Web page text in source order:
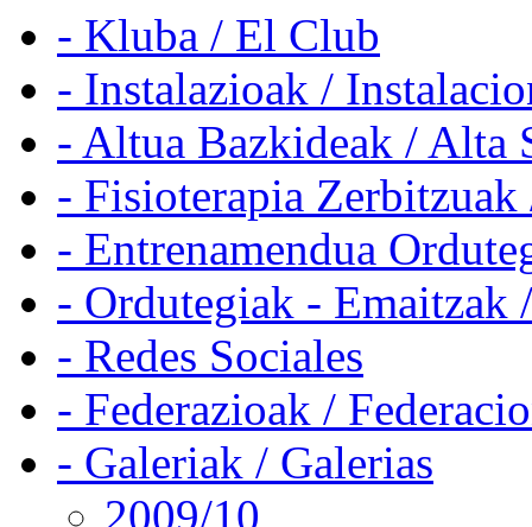
- Kluba / El Club
- Instalazioak /
- Altua Bazkideak / Alta
- Fisioterapia
- Entrenamendua
- Ordutegiak - Emaitzak
- Redes Sociales
- Federazioak /
- Galeriak / Galerias
2009/10